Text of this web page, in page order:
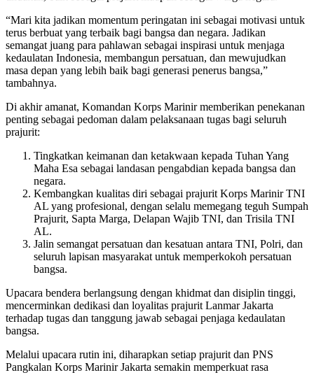
“Mari kita jadikan momentum peringatan ini sebagai motivasi untuk
terus berbuat yang terbaik bagi bangsa dan negara. Jadikan
semangat juang para pahlawan sebagai inspirasi untuk menjaga
kedaulatan Indonesia, membangun persatuan, dan mewujudkan
masa depan yang lebih baik bagi generasi penerus bangsa,”
tambahnya.
Di akhir amanat, Komandan Korps Marinir memberikan penekanan
penting sebagai pedoman dalam pelaksanaan tugas bagi seluruh
prajurit:
Tingkatkan keimanan dan ketakwaan kepada Tuhan Yang
Maha Esa sebagai landasan pengabdian kepada bangsa dan
negara.
Kembangkan kualitas diri sebagai prajurit Korps Marinir TNI
AL yang profesional, dengan selalu memegang teguh Sumpah
Prajurit, Sapta Marga, Delapan Wajib TNI, dan Trisila TNI
AL.
Jalin semangat persatuan dan kesatuan antara TNI, Polri, dan
seluruh lapisan masyarakat untuk memperkokoh persatuan
bangsa.
Upacara bendera berlangsung dengan khidmat dan disiplin tinggi,
mencerminkan dedikasi dan loyalitas prajurit Lanmar Jakarta
terhadap tugas dan tanggung jawab sebagai penjaga kedaulatan
bangsa.
Melalui upacara rutin ini, diharapkan setiap prajurit dan PNS
Pangkalan Korps Marinir Jakarta semakin memperkuat rasa